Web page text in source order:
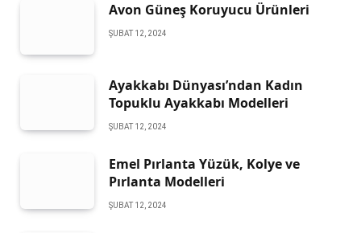
Avon Güneş Koruyucu Ürünleri
ŞUBAT 12, 2024
Ayakkabı Dünyası’ndan Kadın
Topuklu Ayakkabı Modelleri
ŞUBAT 12, 2024
Emel Pırlanta Yüzük, Kolye ve
Pırlanta Modelleri
ŞUBAT 12, 2024